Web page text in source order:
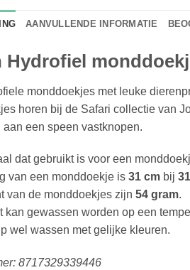
AANVULLENDE INFORMATIE
Hydrofiel
monddoekjes met leuke
horen bij de Safari collectie van
een speen vastknopen.
dat gebruikt is voor een
van een monddoekje is 31 cm bij
van de monddoekjes zijn 54 gram.
kan gewassen worden op een
wel wassen met gelijke kleuren.
8717329339446